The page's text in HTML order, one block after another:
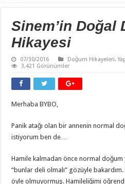
Sinem’in Doğal
Hikayesi
07/30/2016 Doğum Hikayeleri,
3,421 Görünümler
Merhaba BYBO,
Panik atağı olan bir annenin normal
istiyorum ben de…
Hamile kalmadan önce normal doğum
“bunlar deli olmalı” gözüyle
öyle olmuyormuş. Hamileliğimi